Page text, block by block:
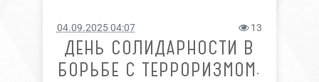
04.09.2025 04:07 13
ДЕНЬ СОЛИДАРНОСТИ В
БОРЬБЕ С ТЕРРОРИЗМОМ.